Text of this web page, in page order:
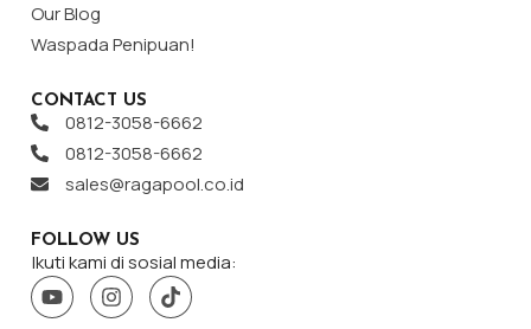
Our Blog
Waspada Penipuan!
CONTACT US
0812-3058-6662
0812-3058-6662
sales@ragapool.co.id
FOLLOW US
Ikuti kami di sosial media: